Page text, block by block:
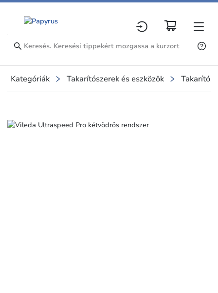
Kategóriák Takarítószerek és eszközök
Slide 1 of 1